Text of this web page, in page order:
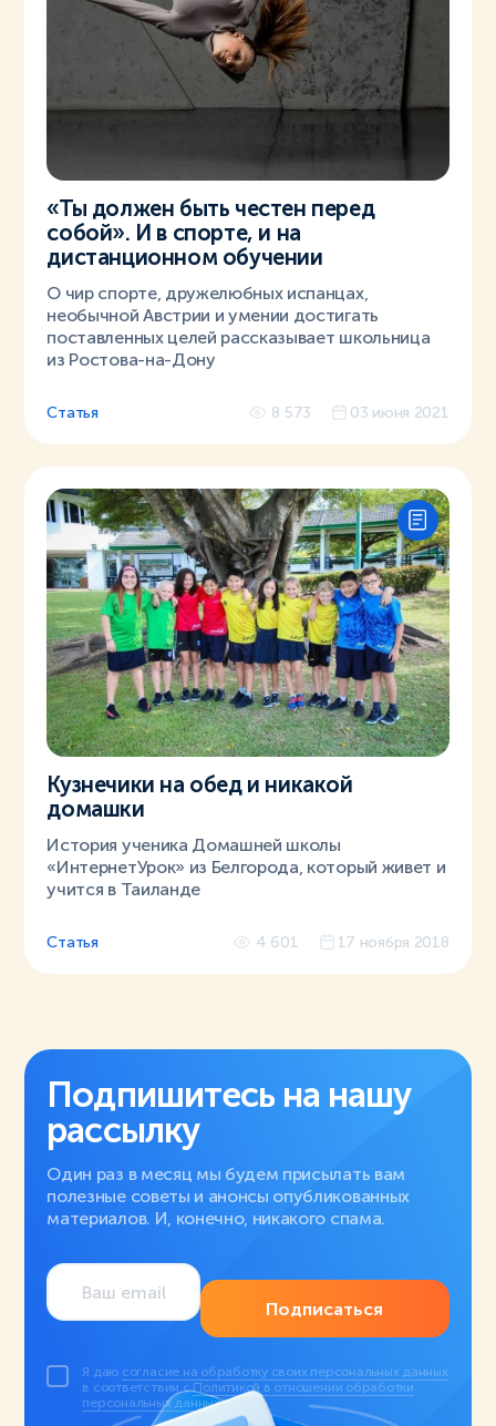
«Ты должен быть честен перед
собой». И в спорте, и на
дистанционном обучении
О чир спорте, дружелюбных испанцах,
необычной Австрии и умении достигать
поставленных целей рассказывает школьница
из Ростова-на-Дону
Статья 8 573 03 июня 2021
Кузнечики на обед и никакой
домашки
История ученика Домашней школы
«ИнтернетУрок» из Белгорода, который живет и
учится в Таиланде
Статья 4 601 17 ноября 2018
Подпишитесь на нашу
рассылку
Один раз в месяц мы будем присылать вам
полезные советы и анонсы опубликованных
материалов. И, конечно, никакого спама.
Подписаться
Я даю согласие на обработку своих персональных данных
в соответствии сПолитикой в отношении обработки
персональных данных.